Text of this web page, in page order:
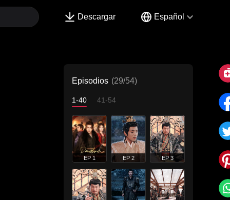
Descargar Español
Episodios (29/54)
1-40 41-54
EP 1 EP 2 EP 3